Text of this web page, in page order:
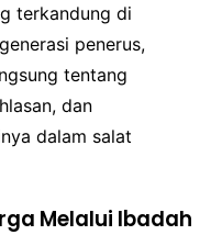
terkandung di
penerus,
tentang
dan
dalam salat
Melalui Ibadah